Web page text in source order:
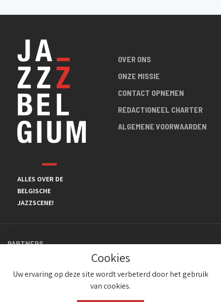
ALLES OVER DE
BELGISCHE
JAZZSCENE!
OVER ONS
ONZE MISSIE
CONTACT OPNEMEN
REDACTIONEEL CHARTER
ALGEMENE VOORWAARDEN
PARTNERS
Cookies
Uw ervaring op deze site wordt verbeterd door het gebruik
van cookies.